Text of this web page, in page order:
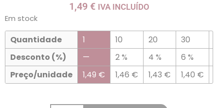
1,49 € IVA INCLUÍDO
Em stock
Quantidade
Desconto (%)
Preço/unidade
1
—
1,49 €
10
2 %
1,46 €
20
4 %
1,43 €
30
6 %
1,40 €